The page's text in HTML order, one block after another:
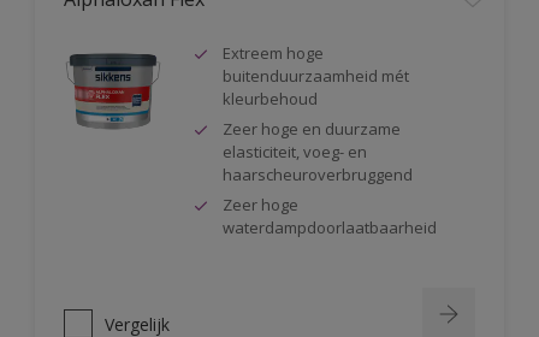
Extreem hoge
buitenduurzaamheid mét
kleurbehoud
Zeer hoge en duurzame
elasticiteit, voeg- en
haarscheuroverbruggend
Zeer hoge
waterdampdoorlaatbaarheid
Vergelijk